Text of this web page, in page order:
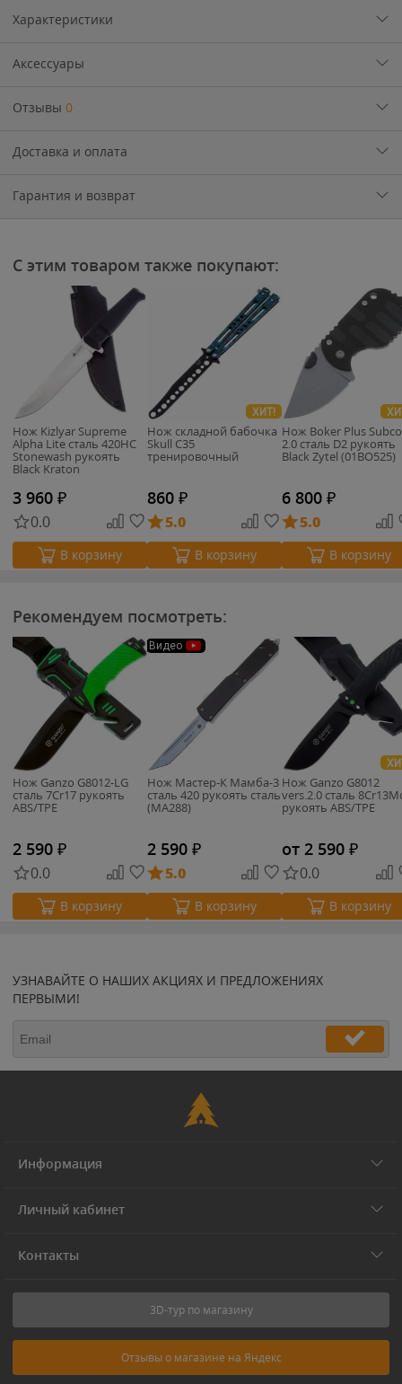
Характеристики
Аксессуары
Отзывы 0
Доставка и оплата
Гарантия и возврат
С этим товаром также покупают:
Нож Kizlyar Supreme
Alpha Lite сталь 420HC
Stonewash рукоять
Black Kraton
3 960 ₽
0.0
В корзину
ХИТ!
Нож складной бабочка
Skull C35
тренировочный
860 ₽
5.0
В корзину
Нож Boker Plus
2.0 сталь D2 рукоять
Black Zytel (01BO525)
6 800 ₽
5.0
В корзину
Рекомендуем посмотреть:
Нож Ganzo G8012-LG
cталь 7Cr17 рукоять
ABS/TPE
2 590 ₽
0.0
В корзину
Видео
Нож Мастер-К Мамба-3
сталь 420 рукоять сталь
(MA288)
2 590 ₽
5.0
В корзину
Нож Ganzo G8012
vers.2.0 cталь
рукоять ABS/TPE
от 2 590 ₽
0.0
В корзину
УЗНАВАЙТЕ О НАШИХ АКЦИЯХ И ПРЕДЛОЖЕНИЯХ
ПЕРВЫМИ!
Информация
Личный кабинет
Контакты
3D-тур по магазину
Отзывы о магазине на Яндекс